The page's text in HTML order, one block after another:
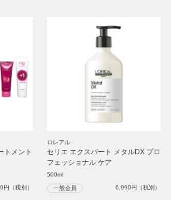
トメント
円（税別）
ロレアル
セリエ エクスパート メタルDX プロ
フェッショナル ケア
500ml
一般会員 6,990円（税別）